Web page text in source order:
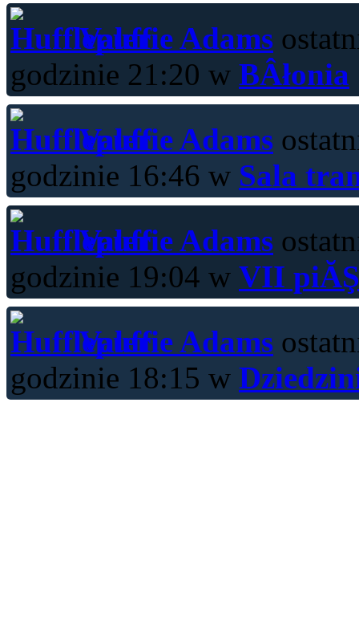
Valerie Adams
godzinie 21:20 w BÂłonia
Valerie Adams
godzinie 16:46 w Sala
Valerie Adams
godzinie 19:04 w VII
Valerie Adams
godzinie 18:15 w